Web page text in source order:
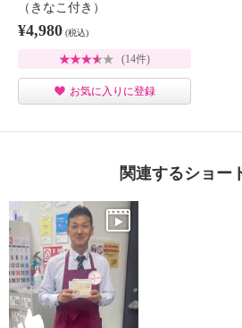
（きなこ付き）
¥4,980 (税込)
(14件)
お気に入りに登録
関連するショー